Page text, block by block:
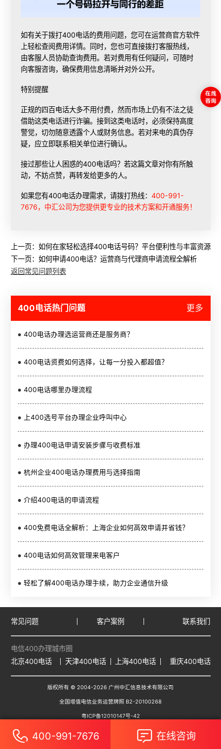
如有关于拨打400电话的费用问题，您可在运营商官方软件
上轻松查阅费用详情。同时，您也可直接拨打客服热线，
由客服人员协助查询费用。若对费用有任何疑问，可随时
向客服咨询，确保费用信息清晰并对外公开。
特别提醒
正规的四百电话大多不用付费，然而市场上仍有不法之徒
借助这类电话进行诈骗。接到这类电话时，必须保持高度
警觉，切勿随意透露个人或财务信息。若对来电的真伪存
疑，应立即联系相关单位进行确认。
接过那些让人困惑的400电话吗？若这篇文章对你有所触
动，不妨点赞，再转发给更多的人。
如果您有400电话办理需求，请拨打热线：400-991-
7676，中汇公司为您提供更专业的技术方案和开通服务！
上一页： 如何在家轻松选择400电话号码？平台便利性与丰富资源指
下一页： 如何申请400电话？运营商与代理商申请流程全解析
返回常见问题列表
400电话热门问题 更多
400电话办理选运营商还是服务商？
400电话资费如何选择，让每一分投入都超值？
400电话哪里办理流程
上400选号平台办理企业呼叫中心
办理400电话申请安装步骤与收费标准
杭州企业400电话办理费用与选择指南
介绍400电话的申请流程
400免费电话全解析：上海企业如何高效申请并省钱？
400电话如何高效管理来电客户
轻松了解400电话办理手续，助力企业通信升级
常见问题 客户案例 联系我们
电信400办理城市圈
北京400电话
天津400电话 上海400电话 重庆400电话
版权所有 © 2004-2026 广州中汇信息技术有限公司
全国增值电信业务运营牌照 B2-20100268
粤ICP备12010147号-42
400-991-7676 在线咨询